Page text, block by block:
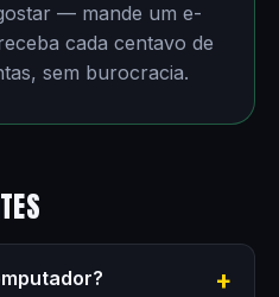
— mande um e-
cada centavo de
sem burocracia.